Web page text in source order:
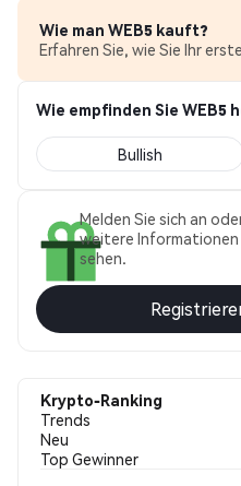
Wie man WEB5 kauft?
Erfahren Sie, wie Sie Ihr
Wie empfinden Sie WEB5
Bullish
Melden Sie sich an
weitere
sehen.
Krypto-Ranking
Trends
Neu
Top Gewinner